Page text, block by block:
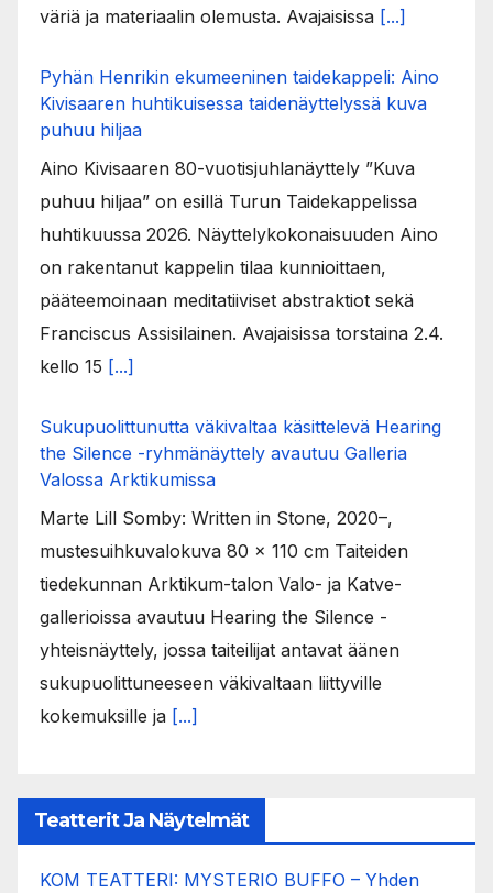
väriä ja materiaalin olemusta. Avajaisissa [...]
Pyhän Henrikin ekumeeninen taidekappeli: Aino
Kivisaaren huhtikuisessa taidenäyttelyssä kuva
puhuu hiljaa
Aino Kivisaaren 80-vuotisjuhlanäyttely ”Kuva
puhuu hiljaa” on esillä Turun Taidekappelissa
huhtikuussa 2026. Näyttelykokonaisuuden Aino
on rakentanut kappelin tilaa kunnioittaen,
pääteemoinaan meditatiiviset abstraktiot sekä
Franciscus Assisilainen. Avajaisissa torstaina 2.4.
kello 15 [...]
Sukupuolittunutta väkivaltaa käsittelevä Hearing
the Silence -ryhmänäyttely avautuu Galleria
Valossa Arktikumissa
Marte Lill Somby: Written in Stone, 2020–,
mustesuihkuvalokuva 80 x 110 cm Taiteiden
tiedekunnan Arktikum-talon Valo- ja Katve-
gallerioissa avautuu Hearing the Silence -
yhteisnäyttely, jossa taiteilijat antavat äänen
sukupuolittuneeseen väkivaltaan liittyville
kokemuksille ja [...]
Teatterit Ja Näytelmät
KOM TEATTERI: MYSTERIO BUFFO – Yhden